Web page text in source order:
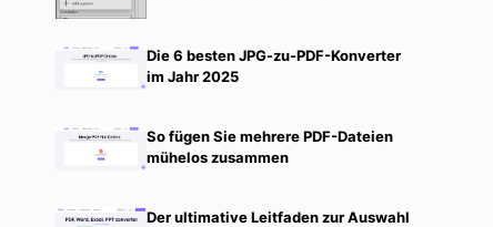
Die 6 besten JPG-zu-PDF-Konverter
im Jahr 2025
So fügen Sie mehrere PDF-Dateien
mühelos zusammen
Der ultimative Leitfaden zur Auswahl